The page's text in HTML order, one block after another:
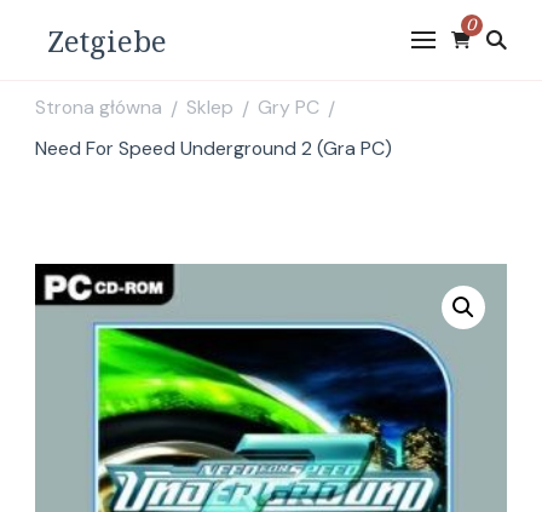
Zetgiebe 0
Strona główna / Sklep / Gry PC /
Need For Speed Underground 2 (Gra PC)